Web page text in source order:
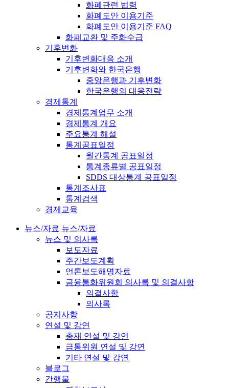
화폐관련 법령
화폐도안 이용기준
화폐도안 이용기준 FAQ
화폐교환 및 주화수급
기후변화
기후변화대응 소개
기후변화와 한국은행
중앙은행과 기후변화
한국은행의 대응전략
경제통계
경제통계업무 소개
경제통계 개요
주요통계 해설
통계공표일정
월간통계 공표일정
통계종류별 공표일정
SDDS 대상통계 공표일정
통계조사표
통계검색
경제교육
뉴스/자료 뉴스/자료
뉴스 및 의사록
보도자료
주간보도계획
언론보도해명자료
금융통화위원회 의사록 및 의결사항
의결사항
의사록
공지사항
연설 및 강연
총재 연설 및 강연
금통위원 연설 및 강연
기타 연설 및 강연
블로그
간행물